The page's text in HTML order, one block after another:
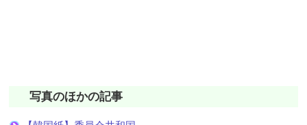
写真のほかの記事